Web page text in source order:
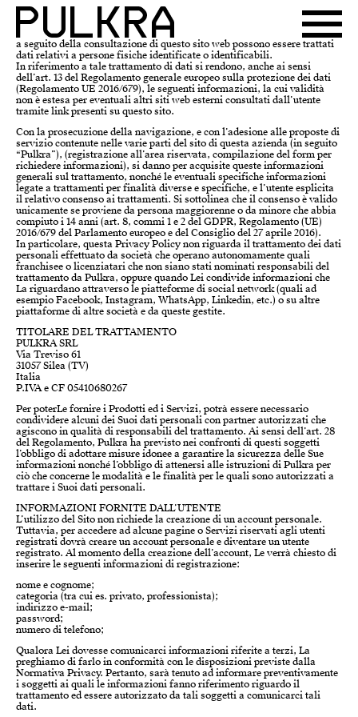
a seguito della consultazione di questo sito web possono essere trattati
dati relativi a persone fisiche identificate o identificabili.
In riferimento a tale trattamento di dati si rendono, anche ai sensi
dell’art. 13 del Regolamento generale europeo sulla protezione dei dati
(Regolamento UE 2016/679), le seguenti informazioni, la cui validità
non è estesa per eventuali altri siti web esterni consultati dall’utente
tramite link presenti su questo sito.
Con la prosecuzione della navigazione, e con l’adesione alle proposte di
servizio contenute nelle varie parti del sito di questa azienda (in seguito
“Pulkra”), (registrazione all’area riservata, compilazione del form per
richiedere informazioni), si danno per acquisite queste informazioni
generali sul trattamento, nonché le eventuali specifiche informazioni
legate a trattamenti per finalità diverse e specifiche, e l’utente esplicita
il relativo consenso ai trattamenti. Si sottolinea che il consenso è valido
unicamente se proviene da persona maggiorenne o da minore che abbia
compiuto i 14 anni (art. 8, commi 1 e 2 del GDPR, Regolamento (UE)
2016/679 del Parlamento europeo e del Consiglio del 27 aprile 2016).
In particolare, questa Privacy Policy non riguarda il trattamento dei dati
personali effettuato da società che operano autonomamente quali
franchisee o licenziatari che non siano stati nominati responsabili del
trattamento da Pulkra, oppure quando Lei condivide informazioni che
La riguardano attraverso le piatteforme di social network (quali ad
esempio Facebook, Instagram, WhatsApp, Linkedin, etc.) o su altre
piattaforme di altre società e da queste gestite.
TITOLARE DEL TRATTAMENTO
PULKRA SRL
Via Treviso 61
31057 Silea (TV)
Italia
P.IVA e CF 05410680267
Per poterLe fornire i Prodotti ed i Servizi, potrà essere necessario
condividere alcuni dei Suoi dati personali con partner autorizzati che
agiscono in qualità di responsabili del trattamento. Ai sensi dell’art. 28
del Regolamento, Pulkra ha previsto nei confronti di questi soggetti
l’obbligo di adottare misure idonee a garantire la sicurezza delle Sue
informazioni nonché l’obbligo di attenersi alle istruzioni di Pulkra per
ciò che concerne le modalità e le finalità per le quali sono autorizzati a
trattare i Suoi dati personali.
INFORMAZIONI FORNITE DALL’UTENTE
L’utilizzo del Sito non richiede la creazione di un account personale.
Tuttavia, per accedere ad alcune pagine o Servizi riservati agli utenti
registrati dovrà creare un account personale e diventare un utente
registrato. Al momento della creazione dell’account, Le verrà chiesto di
inserire le seguenti informazioni di registrazione:
nome e cognome;
categoria (tra cui es. privato, professionista);
indirizzo e-mail;
password;
numero di telefono;
Qualora Lei dovesse comunicarci informazioni riferite a terzi, La
preghiamo di farlo in conformità con le disposizioni previste dalla
Normativa Privacy. Pertanto, sarà tenuto ad informare preventivamente
i soggetti ai quali le informazioni fanno riferimento riguardo il
trattamento ed essere autorizzato da tali soggetti a comunicarci tali
dati.